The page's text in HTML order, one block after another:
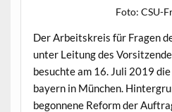
Foto: CSU-
Der Arbeit­skreis für Fra­gen
unter Leitung des
besuchte am 16. Juli 2019
bay­ern in München.
begonnene Reform der